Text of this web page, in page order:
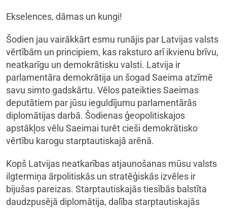
Ekselences, dāmas un kungi!
Šodien jau vairākkārt esmu runājis par Latvijas valsts
vērtībām un principiem, kas raksturo arī ikvienu brīvu,
neatkarīgu un demokrātisku valsti. Latvija ir
parlamentāra demokrātija un šogad Saeima atzīmē
savu simto gadskārtu. Vēlos pateikties Saeimas
deputātiem par jūsu ieguldījumu parlamentārās
diplomātijas darbā. Šodienas ģeopolitiskajos
apstākļos vēlu Saeimai turēt cieši demokrātisko
vērtību karogu starptautiskajā arēnā.
Kopš Latvijas neatkarības atjaunošanas mūsu valsts
ilgtermiņa ārpolitiskās un stratēģiskās izvēles ir
bijušas pareizas. Starptautiskajās tiesībās balstīta
daudzpusējā diplomātija, dalība starptautiskajās